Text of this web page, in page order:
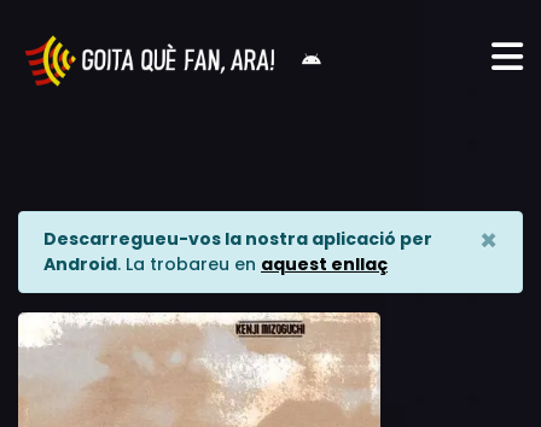
Descarregueu-vos la nostra aplicació per
Android. La trobareu en aquest enllaç
×